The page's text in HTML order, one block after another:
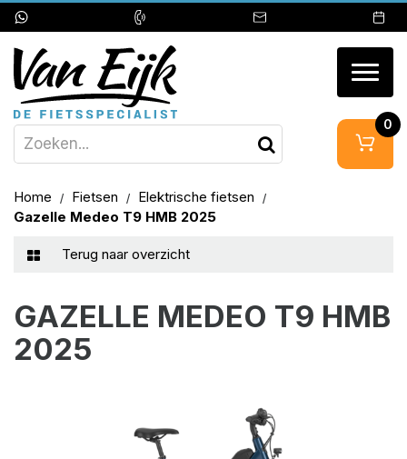
0
Home Fietsen
Elektrische fietsen
Gazelle Medeo T9 HMB 2025
Terug naar overzicht
GAZELLE MEDEO T9 HMB
2025